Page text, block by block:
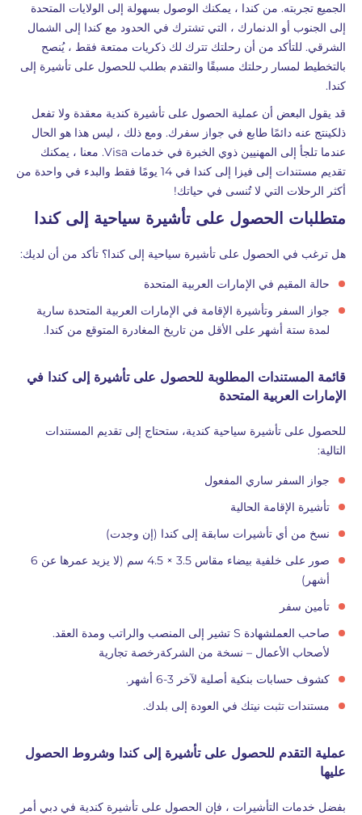
الجميع تجربته. من كندا ، يمكنك الوصول بسهولة إلى الولايات المتحدة
إلى الجنوب أو الدنمارك ، التي تشترك في الحدود مع كندا إلى الشمال
الشرقي. للتأكد من أن رحلتك تترك لك ذكريات ممتعة فقط ، يُنصح
بالتخطيط لمسار رحلتك مسبقًا والتقدم بطلب للحصول على تأشيرة إلى
كندا.
قد يقول البعض أن عملية الحصول على تأشيرة كندية معقدة ولا تفعل
ذلكينتج عنه دائمًا طابع في جواز سفرك. ومع ذلك ، ليس هذا هو الحال
عندما تلجأ إلى المهنيين ذوي الخبرة في خدمات Visa. معنا ، يمكنك
تقديم مستندات إلى فيزا إلى كندا في 14 يومًا فقط والبدء في واحدة من
أكثر الرحلات التي لا تُنسى في حياتك!
متطلبات الحصول على تأشيرة سياحية إلى كندا
هل ترغب في الحصول على تأشيرة سياحية إلى كندا؟ تأكد من أن لديك:
حالة المقيم في الإمارات العربية المتحدة
جواز السفر وتأشيرة الإقامة في الإمارات العربية المتحدة سارية
لمدة ستة أشهر على الأقل من تاريخ المغادرة المتوقع من كندا.
قائمة المستندات المطلوبة للحصول على تأشيرة إلى كندا في
الإمارات العربية المتحدة
للحصول على تأشيرة سياحية كندية، ستحتاج إلى تقديم المستندات
التالية:
جواز السفر ساري المفعول
تأشيرة الإقامة الحالية
نسخ من أي تأشيرات سابقة إلى كندا (إن وجدت)
صور على خلفية بيضاء مقاس 3.5 × 4.5 سم (لا يزيد عمرها عن 6
أشهر)
تأمين سفر
صاحب العملشهادة S تشير إلى المنصب والراتب ومدة العقد.
لأصحاب الأعمال – نسخة من الشركةرخصة تجارية
كشوف حسابات بنكية أصلية لآخر 3-6 أشهر.
مستندات تثبت نيتك في العودة إلى بلدك.
عملية التقدم للحصول على تأشيرة إلى كندا وشروط الحصول
عليها
بفضل خدمات التأشيرات ، فإن الحصول على تأشيرة كندية في دبي أمر